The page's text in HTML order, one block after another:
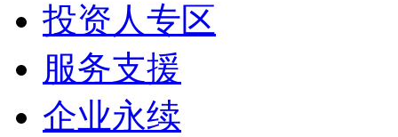
投资人专区
服务支援
企业永续